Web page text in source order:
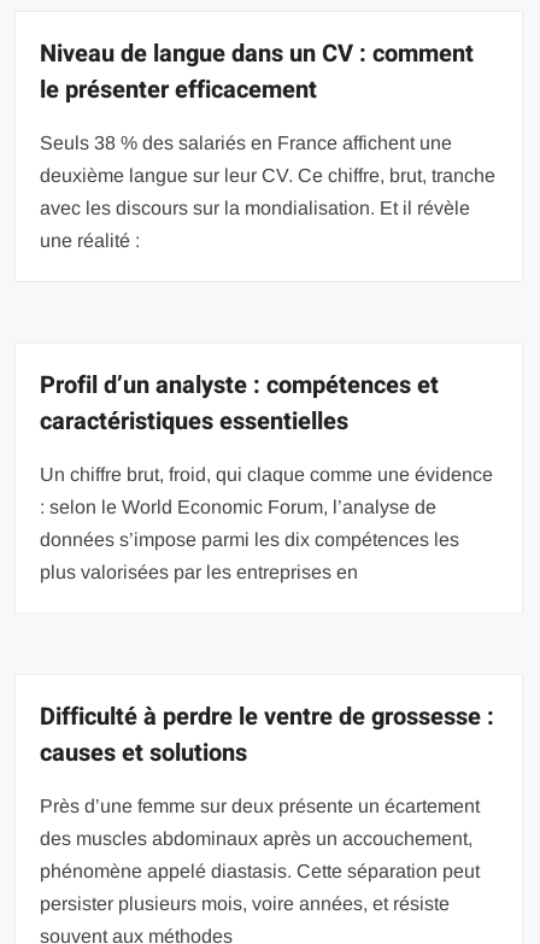
Niveau de langue dans un CV : comment
le présenter efficacement
Seuls 38 % des salariés en France affichent une
deuxième langue sur leur CV. Ce chiffre, brut, tranche
avec les discours sur la mondialisation. Et il révèle
une réalité :
Profil d’un analyste : compétences et
caractéristiques essentielles
Un chiffre brut, froid, qui claque comme une évidence
: selon le World Economic Forum, l’analyse de
données s’impose parmi les dix compétences les
plus valorisées par les entreprises en
Difficulté à perdre le ventre de grossesse :
causes et solutions
Près d’une femme sur deux présente un écartement
des muscles abdominaux après un accouchement,
phénomène appelé diastasis. Cette séparation peut
persister plusieurs mois, voire années, et résiste
souvent aux méthodes